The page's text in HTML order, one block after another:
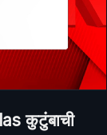
कुटुंबाची